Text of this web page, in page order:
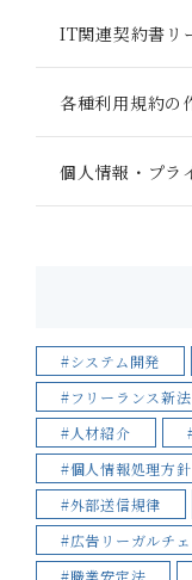
IT関連契約書リ
各種利用規約の
個人情報・プラ
#システム開発
#フリーランス新法
#人材紹介
#個人情報処理方針
#外部送信規律
#広告リーガルチ
#職業安定法